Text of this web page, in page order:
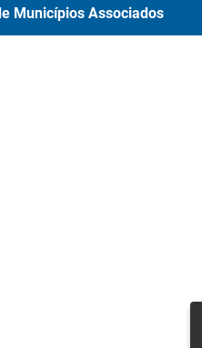
Municípios Associados